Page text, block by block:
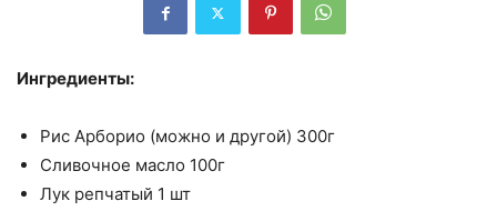
Ингредиенты:
Рис Арборио (можно и другой) 300г
Сливочное масло 100г
Лук репчатый 1 шт